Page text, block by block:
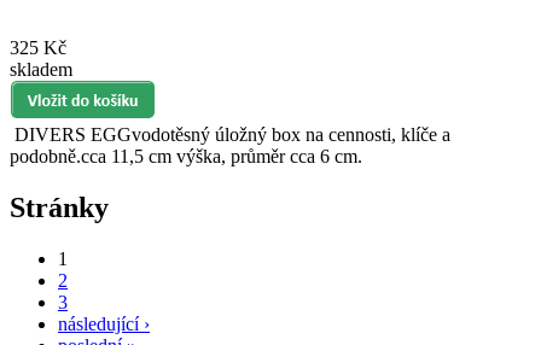
325 Kč
skladem
DIVERS EGGvodotěsný úložný box na cennosti, klíče a
podobně.cca 11,5 cm výška, průměr cca 6 cm.
Stránky
1
2
3
následující ›